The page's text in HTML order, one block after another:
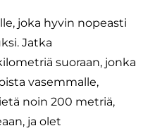
joka hyvin nopeasti
Jatka
suoraan, jonka
vasemmalle,
noin 200 metriä,
ja olet